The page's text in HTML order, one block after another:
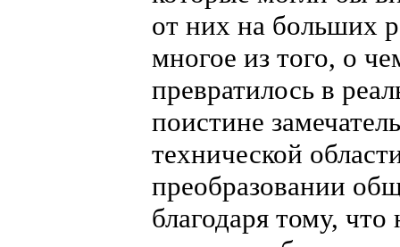
от них на больших
многое из того, о
превратилось в
поистине
технической
преобразовании
благодаря тому,